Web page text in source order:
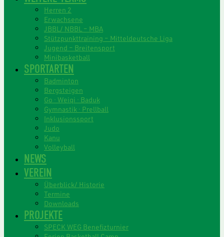
Herren 2
Erwachsene
JBBL/ NBBL – MBA
Stützpunkttraining – Mitteldeutsche Liga
Jugend – Breitensport
Minibasketball
SPORTARTEN
Badminton
Bergsteigen
Go · Weiqi · Baduk
Gymnastik · Prellball
Inklusionssport
Judo
Kanu
Volleyball
NEWS
VEREIN
Überblick/ Historie
Termine
Downloads
PROJEKTE
SPECK WEG Benefizturnier